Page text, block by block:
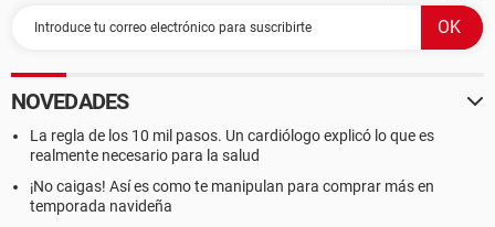
NOVEDADES
La regla de los 10 mil pasos. Un cardiólogo explicó lo que es
realmente necesario para la salud
¡No caigas! Así es como te manipulan para comprar más en
temporada navideña